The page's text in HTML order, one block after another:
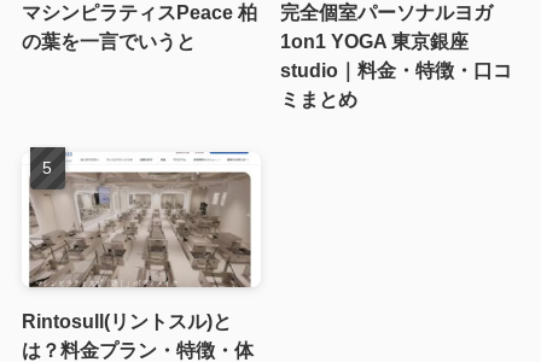
マシンピラティスPeace 柏
の葉を一言でいうと
完全個室パーソナルヨガ
1on1 YOGA 東京銀座
studio｜料金・特徴・口コ
ミまとめ
Rintosull(リントスル)と
は？料金プラン・特徴・体